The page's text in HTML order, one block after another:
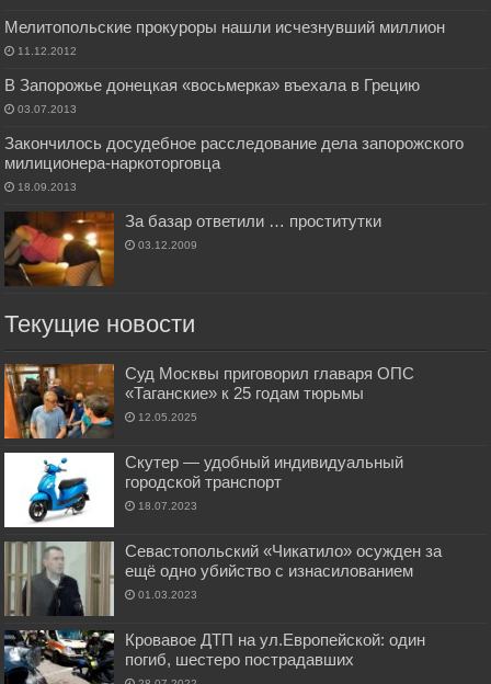
Мелитопольские прокуроры нашли исчезнувший миллион
11.12.2012
В Запорожье донецкая «восьмерка» въехала в Грецию
03.07.2013
Закончилось досудебное расследование дела запорожского
милиционера-наркоторговца
18.09.2013
За базар ответили … проститутки
03.12.2009
Текущие новости
Суд Москвы приговорил главаря ОПС
«Таганские» к 25 годам тюрьмы
12.05.2025
Скутер — удобный индивидуальный
городской транспорт
18.07.2023
Севастопольский «Чикатило» осужден за
ещё одно убийство с изнасилованием
01.03.2023
Кровавое ДТП на ул.Европейской: один
погиб, шестеро пострадавших